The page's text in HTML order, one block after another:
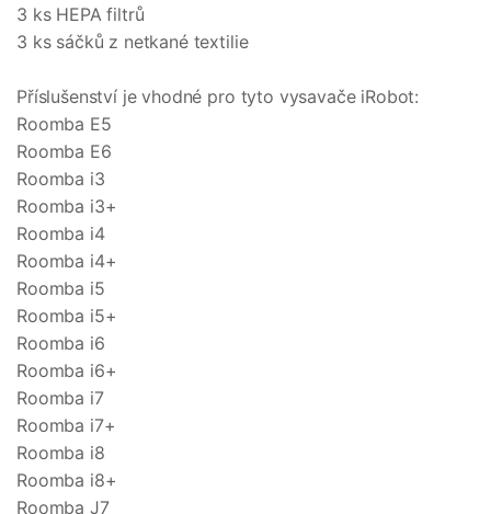
3 ks HEPA filtrů
3 ks sáčků z netkané textilie
Příslušenství je vhodné pro tyto vysavače iRobot:
Roomba E5
Roomba E6
Roomba i3
Roomba i3+
Roomba i4
Roomba i4+
Roomba i5
Roomba i5+
Roomba i6
Roomba i6+
Roomba i7
Roomba i7+
Roomba i8
Roomba i8+
Roomba J7